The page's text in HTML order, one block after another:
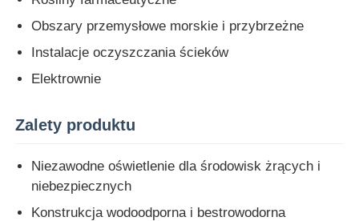
Produkty
O nas
Skontaktuj się z nami
Obszary przemysłowe morskie i przybrzeżne
Instalacje oczyszczania ścieków
Elektrownie
Zalety produktu
Niezawodne oświetlenie dla środowisk żrących i
niebezpiecznych
Konstrukcja wodoodporna i bestrowodorna